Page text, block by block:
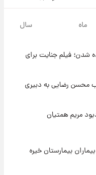
و سایپا امروز شنبه
ماه سال
شدن؛ فیلم جنایت برای
محسن رضایی به دبیری
مریم همتیان
بیمارستان خیره